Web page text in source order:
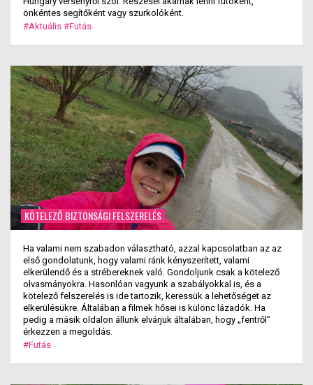
önkéntes segítőként vagy szurkolóként.
#Aktuális #Futás
KÖTELEZŐ BIZTONSÁGI FELSZERELÉS
Ha valami nem szabadon választható, azzal kapcsolatban az az
első gondolatunk, hogy valami ránk kényszerített, valami
elkerülendő és a strébereknek való. Gondoljunk csak a kötelező
olvasmányokra. Hasonlóan vagyunk a szabályokkal is, és a
kötelező felszerelés is ide tartozik, keressük a lehetőséget az
elkerülésükre. Általában a filmek hősei is különc lázadók. Ha
pedig a másik oldalon állunk elvárjuk általában, hogy „fentről”
érkezzen a megoldás.
#Futás